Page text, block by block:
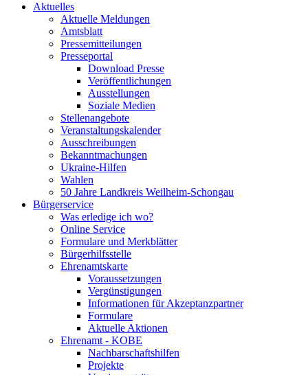
Aktuelles
Aktuelle Meldungen
Amtsblatt
Pressemitteilungen
Presseportal
Download Presse
Veröffentlichungen
Ausstellungen
Soziale Medien
Stellenangebote
Veranstaltungskalender
Ausschreibungen
Bekanntmachungen
Ukraine-Hilfen
Wahlen
50 Jahre Landkreis Weilheim-Schongau
Bürgerservice
Was erledige ich wo?
Online Service
Formulare und Merkblätter
Bürgerhilfsstelle
Ehrenamtskarte
Voraussetzungen
Vergünstigungen
Informationen für Akzeptanzpartner
Formulare
Aktuelle Aktionen
Ehrenamt - KOBE
Nachbarschaftshilfen
Projekte